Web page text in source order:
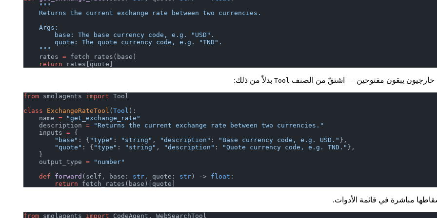
    """
    Returns the current exchange rate between two currencies.
    Args:
        base: The base currency code, e.g. "USD".
        quote: The quote currency code, e.g. "TND".
    """
    rates
= fetch_rates(base)
    return
rates[quote]
خارجيون يبقون مفتوحين — اشتقّ من الصنف Tool بدلاً من ذلك:
from smolagents import Tool
class ExchangeRateTool ( Tool ):
    name
= "get_exchange_rate"
    description
= "Returns the current exchange rate between two currencies."
    inputs
= {
        "base"
: { "type" : "string" , "description" : "Base currency code, e.g. USD." },
        "quote"
: { "type" : "string" , "description" : "Quote currency code, e.g. TND." },
    }
    output_type
= "number"
    def
forward (self, base: str , quote: str ) -> float :
        return
fetch_rates(base)[quote]
مباشرة في قائمة الأدوات.
from smolagents import CodeAgent, WebSearchTool